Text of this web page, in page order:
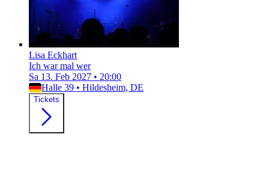
Lisa Eckhart
Ich war mal wer
Sa 13. Feb 2027 • 20:00
Halle 39 • Hildesheim, DE
Tickets